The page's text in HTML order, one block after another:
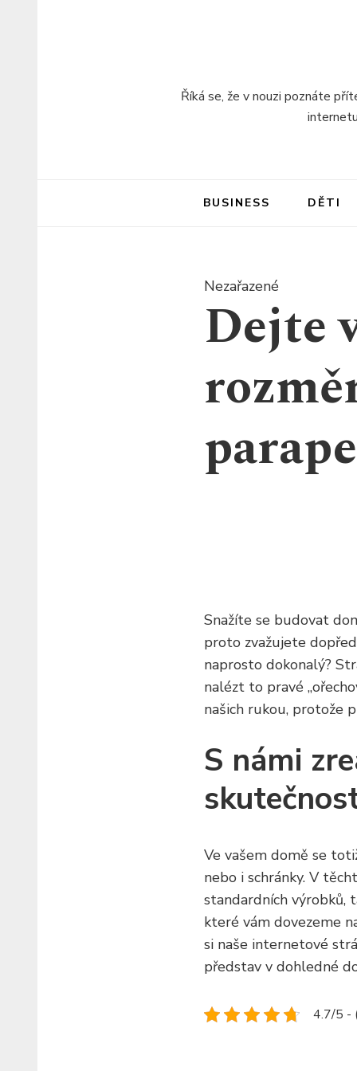
Říká se, že v nouzi poznáte
BUSINESS DĚTI
Nezařazené
Dejte
Snažíte se budovat
proto zvažujete
naprosto dokonalý?
nalézt to pravé
našich rukou, protože
S námi
Ve vašem domě se
nebo i schránky. V
standardních výrobků,
které vám dovezeme
si naše internetové
představ v dohledné
4.7/5 -